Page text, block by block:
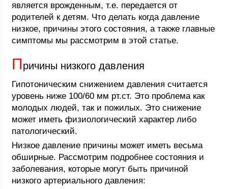
является врожденным, т.е. передается от
родителей к детям. Что делать когда давление
низкое, причины этого состояния, а также главные
симптомы мы рассмотрим в этой статье.
Причины низкого давления
Гипотоническим снижением давления считается
уровень ниже 100/60 мм рт.ст. Это проблема как
молодых людей, так и пожилых. Это снижение
может иметь физиологический характер либо
патологический.
Низкое давление причины может иметь весьма
обширные. Рассмотрим подробнее состояния и
заболевания, которые могут быть причиной
низкого артериального давления: